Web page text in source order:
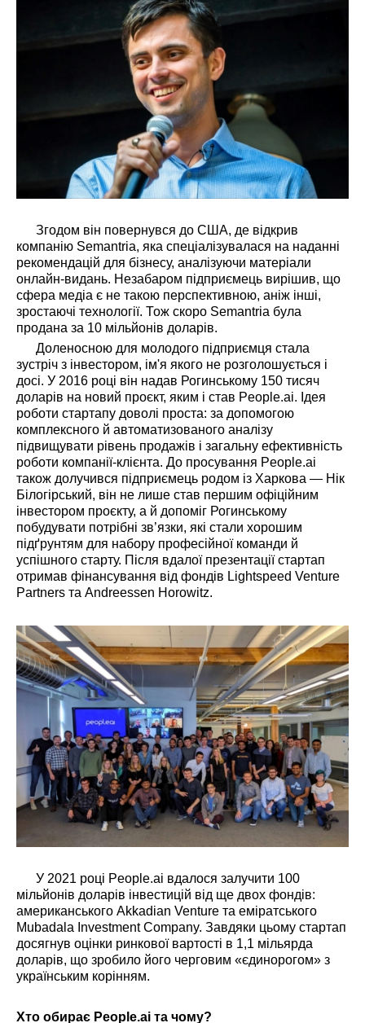
Згодом він повернувся до США, де відкрив
компанію Semantria, яка спеціалізувалася на наданні
рекомендацій для бізнесу, аналізуючи матеріали
онлайн-видань. Незабаром підприємець вирішив, що
сфера медіа є не такою перспективною, аніж інші,
зростаючі технології. Тож скоро Semantria була
продана за 10 мільйонів доларів.
Доленосною для молодого підприємця стала
зустріч з інвестором, ім'я якого не розголошується і
досі. У 2016 році він надав Рогинському 150 тисяч
доларів на новий проєкт, яким і став People.ai. Ідея
роботи стартапу доволі проста: за допомогою
комплексного й автоматизованого аналізу
підвищувати рівень продажів і загальну ефективність
роботи компанії-клієнта. До просування People.ai
також долучився підприємець родом із Харкова — Нік
Білогірський, він не лише став першим офіційним
інвестором проєкту, а й допоміг Рогинському
побудувати потрібні зв’язки, які стали хорошим
підґрунтям для набору професійної команди й
успішного старту. Після вдалої презентації стартап
отримав фінансування від фондів Lightspeed Venture
Partners та Andreessen Horowitz.
У 2021 році People.ai вдалося залучити 100
мільйонів доларів інвестицій від ще двох фондів:
американського Akkadian Venture та еміратського
Mubadala Investment Company. Завдяки цьому стартап
досягнув оцінки ринкової вартості в 1,1 мільярда
доларів, що зробило його черговим «єдинорогом» з
українським корінням.
Хто обирає People.ai та чому?